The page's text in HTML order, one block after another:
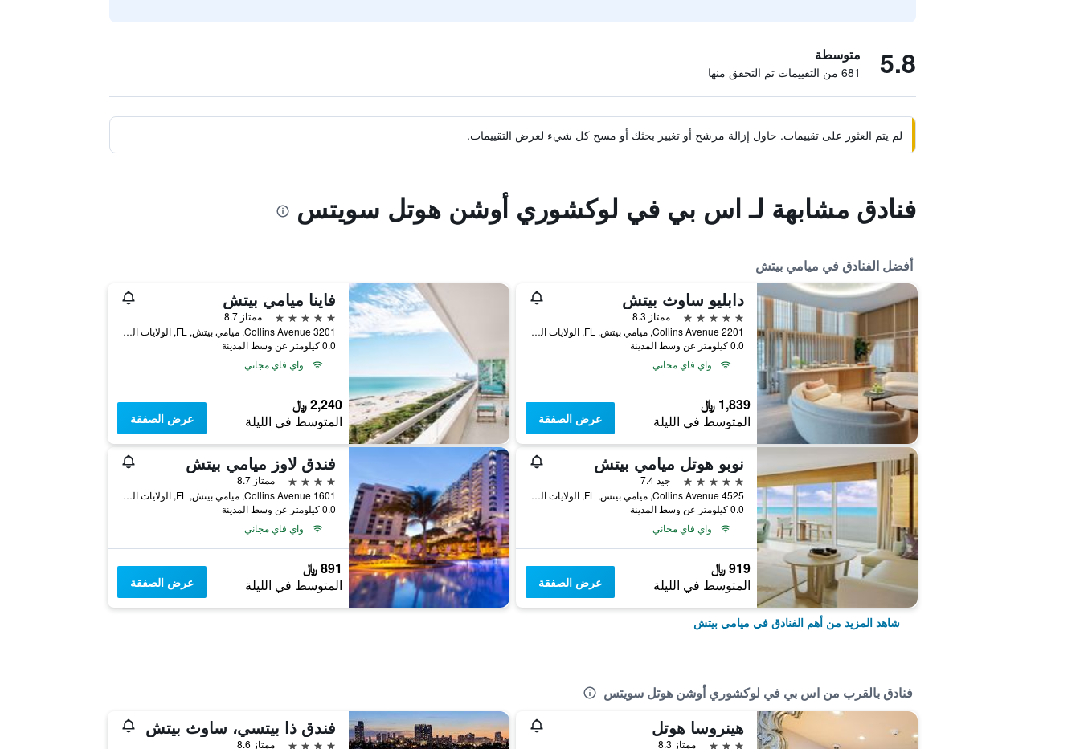
5.8 متوسطة
681 من التقييمات تم التحقق منها
لم يتم العثور على تقييمات. حاول إزالة مرشح أو تغيير بحثك أو مسح كل شيء لعرض التقييمات.
فنادق مشابهة لـ اس بي في لوكشوري أوشن هوتل سويتس
أفضل الفنادق في ميامي بيتش
دابليو ساوث بيتش
5 نجوم
ممتاز 8.3
2201 Collins Avenue, ميامي بيتش, FL, الولايات المتحدة الأميريكية
0.0 كيلومتر عن وسط المدينة
واي فاي مجاني
1,839 ﷼
المتوسط في الليلة عرض الصفقة
فاينا ميامي بيتش
5 نجوم
ممتاز 8.7
3201 Collins Avenue, ميامي بيتش, FL, الولايات المتحدة الأميريكية
0.0 كيلومتر عن وسط المدينة
واي فاي مجاني
2,240 ﷼
المتوسط في الليلة عرض الصفقة
نوبو هوتل ميامي بيتش
5 نجوم
جيد 7.4
4525 Collins Avenue, ميامي بيتش, FL, الولايات المتحدة الأميريكية
0.0 كيلومتر عن وسط المدينة
واي فاي مجاني
919 ﷼
المتوسط في الليلة عرض الصفقة
فندق لاوز ميامي بيتش
4 نجوم
ممتاز 8.7
1601 Collins Avenue, ميامي بيتش, FL, الولايات المتحدة الأميريكية
0.0 كيلومتر عن وسط المدينة
واي فاي مجاني
891 ﷼
المتوسط في الليلة عرض الصفقة
شاهد المزيد من أهم الفنادق في ميامي بيتش
فنادق بالقرب من اس بي في لوكشوري أوشن هوتل سويتس
هينروسا هوتل
3 نجوم ممتاز 8.3
فندق ذا بيتسي، ساوث بيتش
4 نجوم ممتاز 8.6